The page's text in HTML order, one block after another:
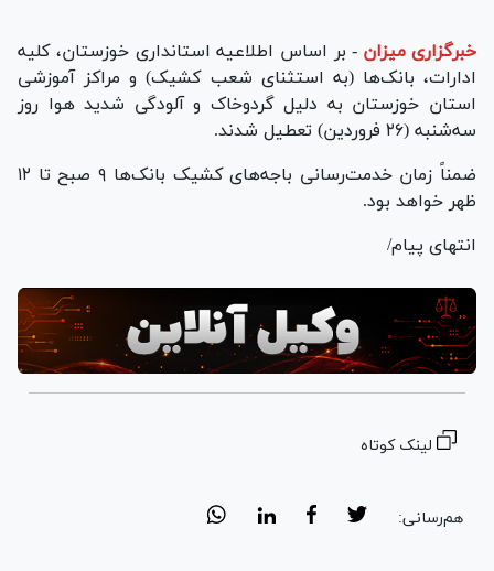
خبرگزاری میزان - بر اساس اطلاعیه استانداری خوزستان، کلیه
ادارات، بانک‌ها (به استثنای شعب کشیک) و مراکز آموزشی
استان خوزستان به دلیل گردوخاک و آلودگی شدید هوا روز
سه‌شنبه (۲۶ فروردین) تعطیل شدند.
ضمناً زمان خدمت‌رسانی باجه‌های کشیک بانک‌ها ۹ صبح تا ۱۲
ظهر خواهد بود.
انتهای پیام/
لینک کوتاه
هم‌رسانی: